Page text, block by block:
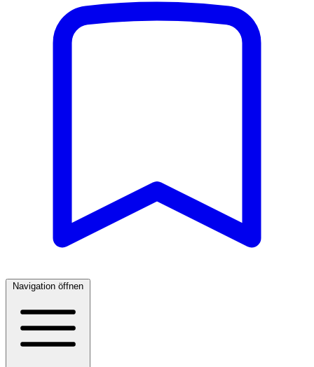
Navigation öffnen